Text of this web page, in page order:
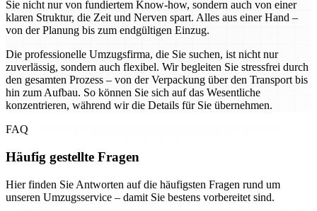
Sie nicht nur von fundiertem Know-how, sondern auch von einer
klaren Struktur, die Zeit und Nerven spart. Alles aus einer Hand –
von der Planung bis zum endgültigen Einzug.
Die professionelle Umzugsfirma, die Sie suchen, ist nicht nur
zuverlässig, sondern auch flexibel. Wir begleiten Sie stressfrei durch
den gesamten Prozess – von der Verpackung über den Transport bis
hin zum Aufbau. So können Sie sich auf das Wesentliche
konzentrieren, während wir die Details für Sie übernehmen.
FAQ
Häufig gestellte Fragen
Hier finden Sie Antworten auf die häufigsten Fragen rund um
unseren Umzugsservice – damit Sie bestens vorbereitet sind.